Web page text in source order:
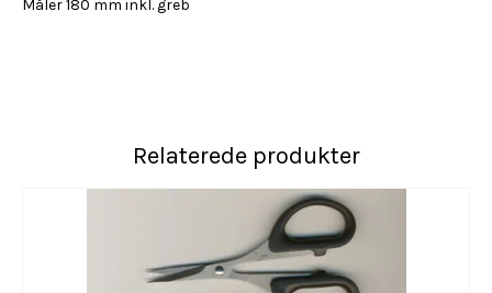
Måler 180 mm inkl. greb
Relaterede produkter